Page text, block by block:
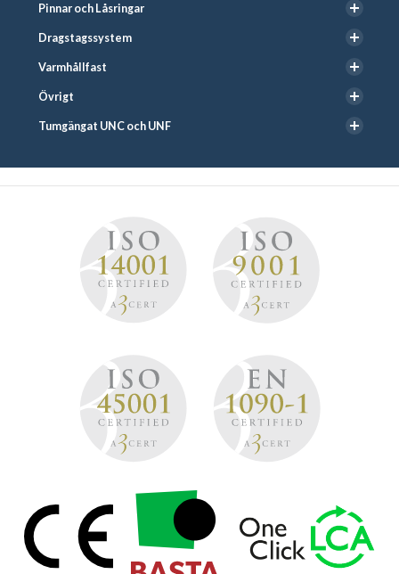
Pinnar och Låsringar
Dragstagssystem
Varmhållfast
Övrigt
Tumgängat UNC och UNF